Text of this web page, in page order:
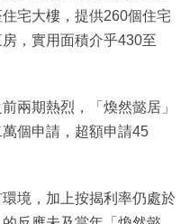
宅大樓，提供260個住宅
，實用面積介乎430至
兩期熱烈，「煥然懿居」
個申請，超額申請45
境，加上按揭利率仍處於